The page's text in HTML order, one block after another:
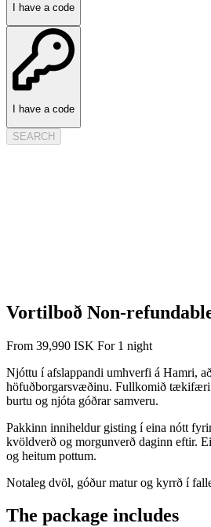
I have a code
I have a code
SEARCH
Vortilboð Non-
From 39,990 ISK For 1 night
Njóttu í afslappandi umhverfi á Hamri,
höfuðborgarsvæðinu. Fullkomið tækifæri
burtu og njóta góðrar samveru.
Pakkinn inniheldur gisting í eina nótt
kvöldverð og morgunverð daginn eftir.
og heitum pottum.
Notaleg dvöl, góður matur og kyrrð í
The package includes